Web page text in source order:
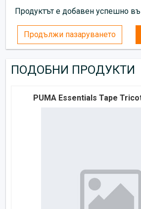
Продуктът е добавен успешно
Продължи пазаруването
ПОДОБНИ ПРОДУКТИ
PUMA Essentials Tape